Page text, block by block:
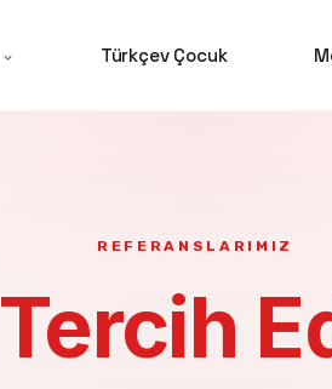
Türkçev Çocuk
REFERANSLARIMIZ
Tercih